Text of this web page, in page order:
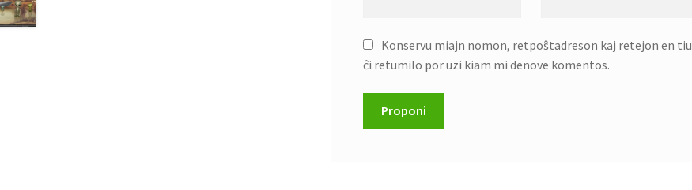
Konservu miajn nomon, retpoŝtadreson kaj retejon en tiu
ĉi retumilo por uzi kiam mi denove komentos.